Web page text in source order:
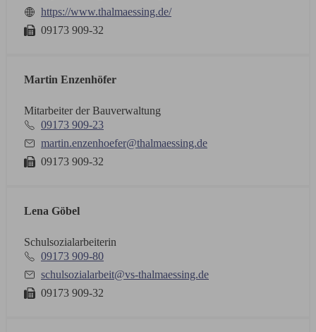
https://www.thalmaessing.de/
09173 909-32
Martin Enzenhöfer
Mitarbeiter der Bauverwaltung
09173 909-23
martin.enzenhoefer@thalmaessing.de
09173 909-32
Lena Göbel
Schulsozialarbeiterin
09173 909-80
schulsozialarbeit@vs-thalmaessing.de
09173 909-32